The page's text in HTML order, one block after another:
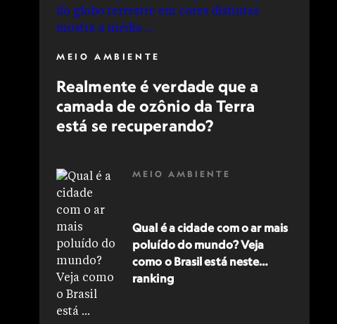
MEIO AMBIENTE
Realmente é verdade que a
camada de ozônio da Terra
está se recuperando?
MEIO AMBIENTE
Qual é a cidade com o ar mais
poluído do mundo? Veja
como o Brasil está neste
ranking